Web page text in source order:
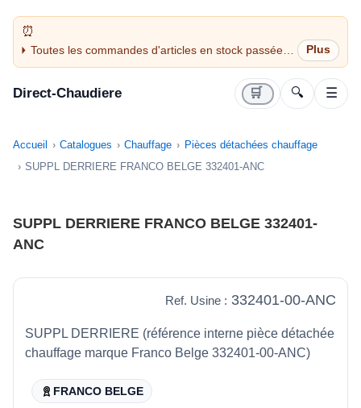
Toutes les commandes d'articles en stock passées
avant 14H sont expédiées le jour même (jours
Direct-Chaudiere 🛒 🔍 ☰
Accueil Catalogues Chauffage
Pièces détachées chauffage
SUPPL DERRIERE FRANCO BELGE 332401-ANC
SUPPL DERRIERE FRANCO BELGE 332401-
ANC
Ref. Usine : 332401-00-ANC
SUPPL DERRIERE (référence interne pièce détachée
chauffage marque Franco Belge 332401-00-ANC)
FRANCO BELGE